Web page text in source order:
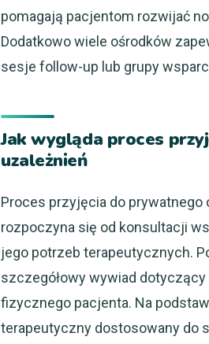
pomagają pacjentom rozwijać
Dodatkowo wiele ośrodków
sesje follow-up lub grupy
Jak wygląda proces
uzależnień
Proces przyjęcia do prywatnego
rozpoczyna się od konsultacji
jego potrzeb terapeutycznych.
szczegółowy wywiad
fizycznego pacjenta. Na
terapeutyczny dostosowany do